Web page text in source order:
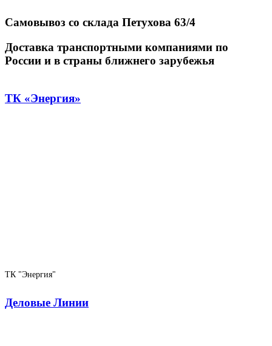
Самовывоз со склада Петухова 63/4
Доставка транспортными компаниями по
России и в страны ближнего зарубежья
ТК «Энергия»
ТК "Энергия"
Деловые Линии